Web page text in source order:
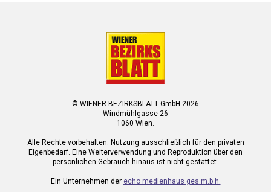
© WIENER BEZIRKSBLATT GmbH 2026
Windmühlgasse 26
1060 Wien.
Alle Rechte vorbehalten. Nutzung ausschließlich für den privaten
Eigenbedarf. Eine Weiterverwendung und Reproduktion über den
persönlichen Gebrauch hinaus ist nicht gestattet.
Ein Unternehmen der echo medienhaus ges.m.b.h.